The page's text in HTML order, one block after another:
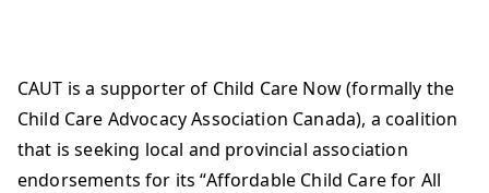
CAUT is a supporter of Child Care Now (formally the
Child Care Advocacy Association Canada), a coalition
that is seeking local and provincial association
endorsements for its “Affordable Child Care for All